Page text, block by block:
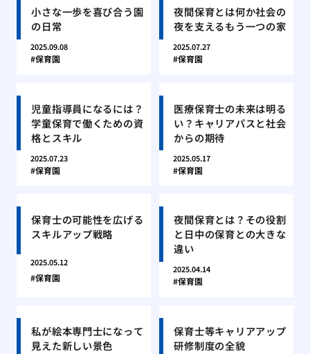
小さな一歩を喜び合う園
の日常
2025.09.08
保育園
夜間保育とは何か社会の
夜を支えるもう一つの家
2025.07.27
保育園
児童指導員になるには？
学童保育で働くための資
格とスキル
2025.07.23
保育園
医療保育士の未来は明る
い？キャリアパスと社会
からの期待
2025.05.17
保育園
保育士の可能性を広げる
スキルアップ戦略
2025.05.12
保育園
夜間保育とは？その役割
と日中の保育との大きな
違い
2025.04.14
保育園
私が絵本専門士になって
見えた新しい景色
保育士等キャリアアップ
研修制度の全貌